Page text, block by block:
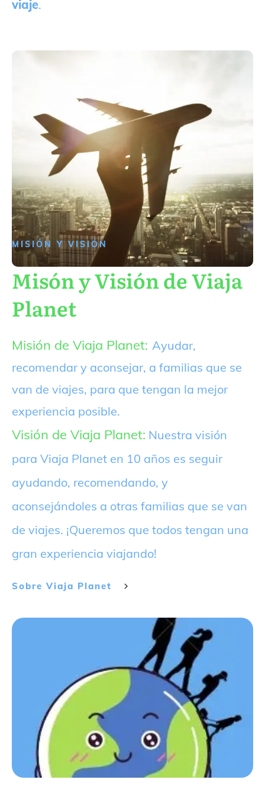
viaje.
MISIÓN Y VISIÓN
Misón y Visión de Viaja
Planet
Misión de Viaja Planet: Ayudar,
recomendar y aconsejar, a familias que se
van de viajes, para que tengan la mejor
experiencia posible.
Visión de Viaja Planet: Nuestra visión
para Viaja Planet en 10 años es seguir
ayudando, recomendando, y
aconsejándoles a otras familias que se van
de viajes. ¡Queremos que todos tengan una
gran experiencia viajando!
Sobre Viaja Planet